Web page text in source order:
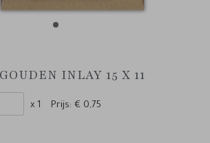
INLAY 15 X 11
x 1 Prijs: € 0,75